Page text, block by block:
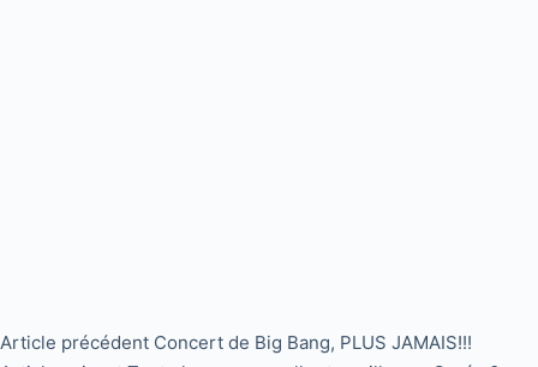
Article précédent Concert de Big Bang, PLUS JAMAIS!!!